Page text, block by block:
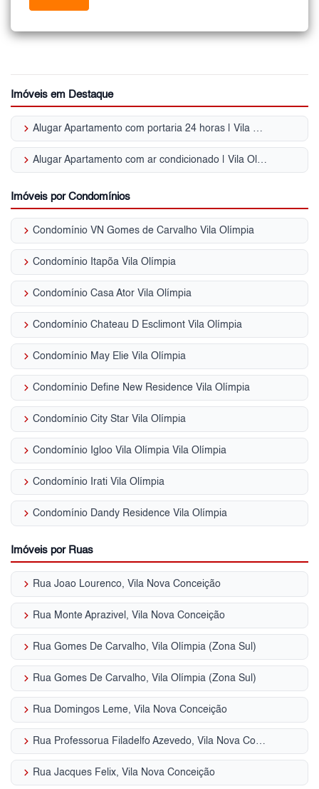
Imóveis em Destaque
keyboard_arrow_right Alugar Apartamento com portaria 24 horas | Vila Olímpia (Zona Sul)
keyboard_arrow_right Alugar Apartamento com ar condicionado | Vila Olímpia (Zona Sul)
Imóveis por Condomínios
keyboard_arrow_right Condomínio VN Gomes de Carvalho Vila Olímpia
keyboard_arrow_right Condomínio Itapõa Vila Olímpia
keyboard_arrow_right Condomínio Casa Ator Vila Olímpia
keyboard_arrow_right Condomínio Chateau D Esclimont Vila Olímpia
keyboard_arrow_right Condomínio May Elie Vila Olímpia
keyboard_arrow_right Condomínio Define New Residence Vila Olímpia
keyboard_arrow_right Condomínio City Star Vila Olímpia
keyboard_arrow_right Condomínio Igloo Vila Olímpia Vila Olímpia
keyboard_arrow_right Condomínio Irati Vila Olímpia
keyboard_arrow_right Condomínio Dandy Residence Vila Olímpia
Imóveis por Ruas
keyboard_arrow_right Rua Joao Lourenco, Vila Nova Conceição
keyboard_arrow_right Rua Monte Aprazivel, Vila Nova Conceição
keyboard_arrow_right Rua Gomes De Carvalho, Vila Olímpia (Zona Sul)
keyboard_arrow_right Rua Gomes De Carvalho, Vila Olímpia (Zona Sul)
keyboard_arrow_right Rua Domingos Leme, Vila Nova Conceição
keyboard_arrow_right Rua Professorua Filadelfo Azevedo, Vila Nova Conceição
keyboard_arrow_right Rua Jacques Felix, Vila Nova Conceição